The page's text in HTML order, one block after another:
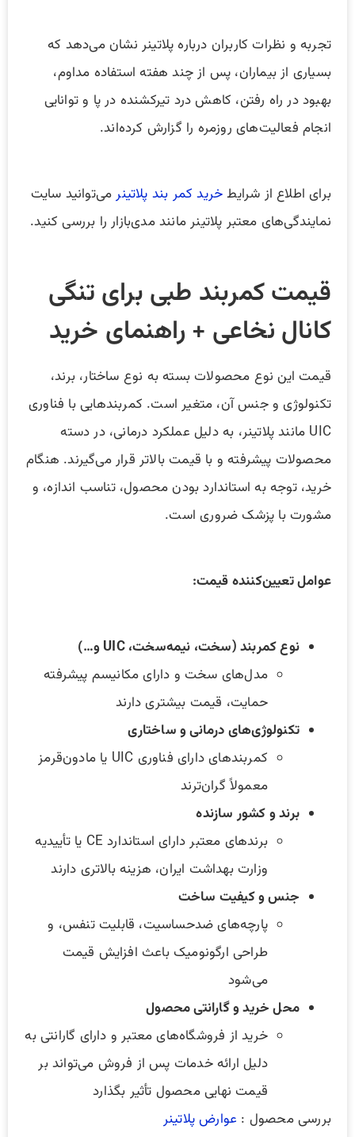
تجربه و نظرات کاربران درباره پلاتینر نشان می‌دهد که
بسیاری از بیماران، پس از چند هفته استفاده مداوم،
بهبود در راه رفتن، کاهش درد تیرکشنده در پا و توانایی
انجام فعالیت‌های روزمره را گزارش کرده‌اند.
برای اطلاع از شرایطخرید کمر بند پلاتینر می‌توانید سایت
نمایندگی‌های معتبر پلاتینر مانند مدی‌بازار را بررسی کنید.
قیمت کمربند طبی برای تنگی
کانال نخاعی + راهنمای خرید
قیمت این نوع محصولات بسته به نوع ساختار، برند،
تکنولوژی و جنس آن، متغیر است. کمربندهایی با فناوری
UIC مانند پلاتینر، به دلیل عملکرد درمانی، در دسته
محصولات پیشرفته و با قیمت بالاتر قرار می‌گیرند. هنگام
خرید، توجه به استاندارد بودن محصول، تناسب اندازه، و
مشورت با پزشک ضروری است.
عوامل تعیین‌کننده قیمت:
نوع کمربند (سخت، نیمه‌سخت، UIC و…)
مدل‌های سخت و دارای مکانیسم پیشرفته
حمایت، قیمت بیشتری دارند
تکنولوژی‌های درمانی و ساختاری
کمربندهای دارای فناوری UIC یا مادون‌قرمز
معمولاً گران‌ترند
برند و کشور سازنده
برندهای معتبر دارای استاندارد CE یا تأییدیه
وزارت بهداشت ایران، هزینه بالاتری دارند
جنس و کیفیت ساخت
پارچه‌های ضدحساسیت، قابلیت تنفس، و
طراحی ارگونومیک باعث افزایش قیمت
می‌شود
محل خرید و گارانتی محصول
خرید از فروشگاه‌های معتبر و دارای گارانتی به
دلیل ارائه خدمات پس از فروش می‌تواند بر
قیمت نهایی محصول تأثیر بگذارد
بررسی محصول : عوارض پلاتینر